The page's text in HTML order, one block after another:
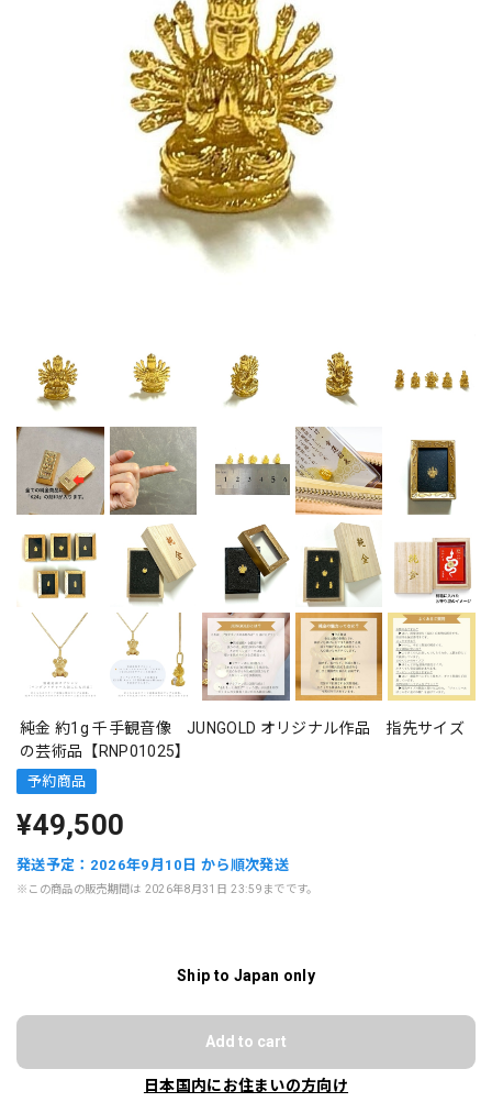
純金 約1g 千手観音像 JUNGOLD オリジナル作品 指先サイズ
の芸術品【RNP01025】
予約商品
¥49,500
発送予定：2026年9月10日 から順次発送
※この商品の販売期間は 2026年8月31日 23:59までです。
Ship to Japan only
Add to cart
日本国内にお住まいの方向け